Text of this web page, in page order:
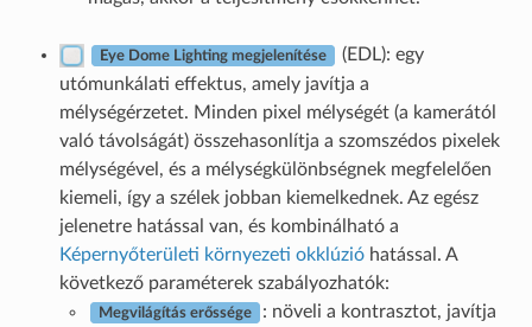
Eye Dome Lighting megjelenítése
(EDL): egy
utómunkálati effektus, amely javítja a
mélységérzetet. Minden pixel mélységét (a kamerától
való távolságát) összehasonlítja a szomszédos pixelek
mélységével, és a mélységkülönbségnek megfelelően
kiemeli, így a szélek jobban kiemelkednek. Az egész
jelenetre hatással van, és kombinálható a
Képernyőterületi környezeti okklúzióhatással. A
következő paraméterek szabályozhatók:
Megvilágítás erőssége
: növeli a kontrasztot, javítja